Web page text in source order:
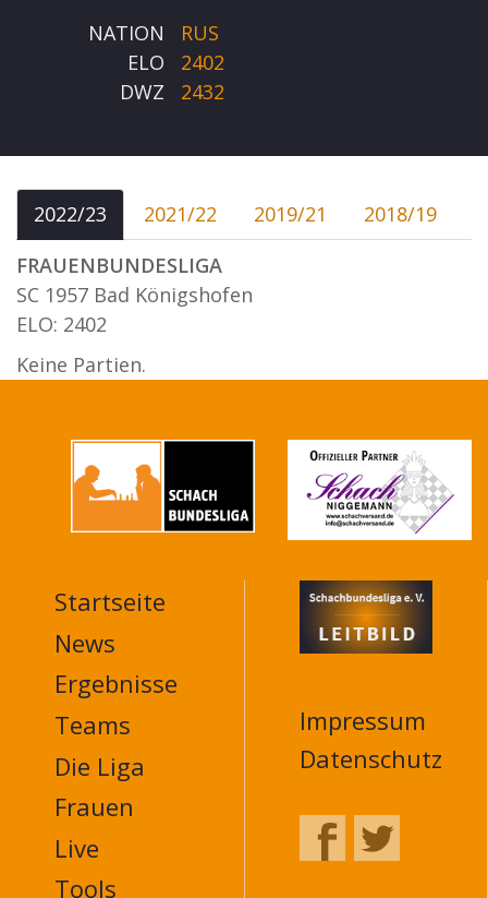
NATION
RUS
ELO
2402
DWZ
2432
2022/23 2021/22 2019/21
2018/19
FRAUENBUNDESLIGA
SC 1957 Bad Königshofen
ELO: 2402
Keine Partien.
MAIN
NAVIGATION
FOOTER
Startseite
News
Ergebnisse
Teams
Die Liga
Frauen
Live
Tools
Impressum
Datenschutz